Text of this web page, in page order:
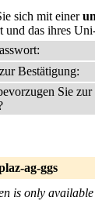
sich mit einer
und das ihres
Bestätigung:
Sie zur
ag-ggs
is only